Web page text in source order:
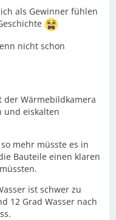
als Gewinner fühlen
nicht schon
der Wärmebildkamera
und eiskalten
mehr müsste es in
Bauteile einen klaren
ist schwer zu
12 Grad Wasser nach